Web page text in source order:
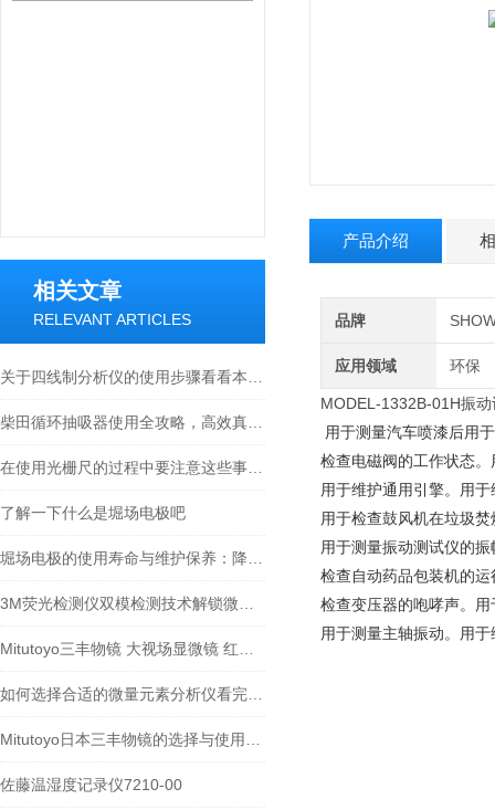
相关文章
RELEVANT ARTICLES
了解一下什么是堀场电极吧
佐藤温湿度记录仪7210-00
产品介绍
品牌
应用领域 环保
MODEL-1332B-01H振
用于测量汽车喷漆后用
检查电磁阀的工作状态
用于维护通用引擎。用
用于检查鼓风机在垃圾
用于测量振动测试仪的
检查自动药品包装机的
检查变压器的咆哮声。
用于测量主轴振动。用